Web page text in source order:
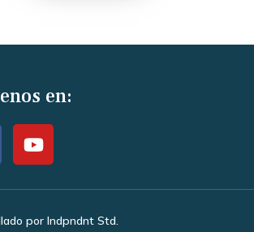
en:
por Indpndnt Std.